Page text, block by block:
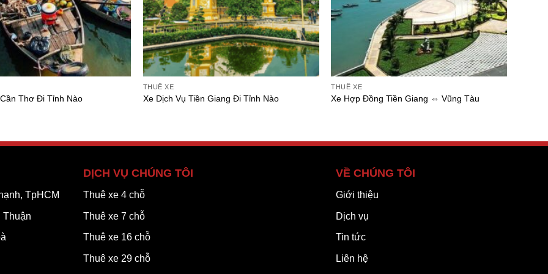
Thơ Đi Tỉnh Nào
THUÊ XE
Xe Dịch Vụ Tiền Giang Đi Tỉnh Nào
THUÊ XE
Xe Hợp Đồng Tiền Giang ⇔ Vũng Tàu
TpHCM
Thuận
DỊCH VỤ CHÚNG TÔI
Thuê xe 4 chỗ
Thuê xe 7 chỗ
Thuê xe 16 chỗ
Thuê xe 29 chỗ
VỀ CHÚNG TÔI
Giới thiệu
Dịch vụ
Tin tức
Liên hệ